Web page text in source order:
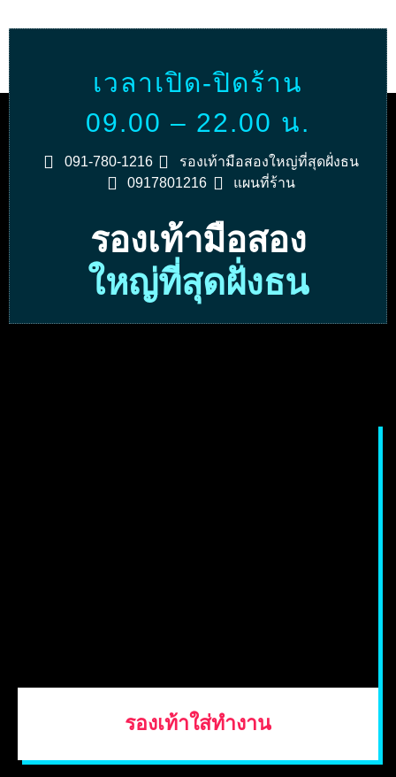
เวลาเปิด-ปิดร้าน
09.00 – 22.00 น.
091-780-1216
รองเท้ามือสองใหญ่ที่สุดฝั่งธน
0917801216
แผนที่ร้าน
รองเท้ามือสอง
ใหญ่ที่สุดฝั่งธน
รองเท้าใส่ทำงาน